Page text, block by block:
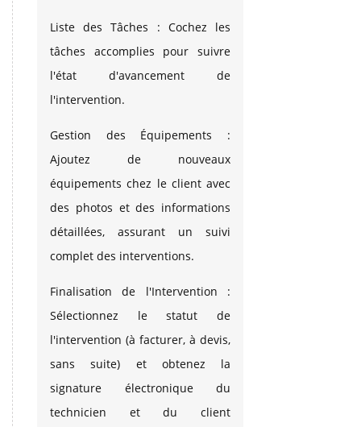
Liste des Tâches : Cochez les
tâches accomplies pour suivre
l'état d'avancement de
l'intervention.
Gestion des Équipements :
Ajoutez de nouveaux
équipements chez le client avec
des photos et des informations
détaillées, assurant un suivi
complet des interventions.
Finalisation de l'Intervention :
Sélectionnez le statut de
l'intervention (à facturer, à devis,
sans suite) et obtenez la
signature électronique du
technicien et du client